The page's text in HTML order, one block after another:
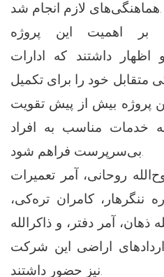
بر اهمیت این پروژه
اظهار داشتند که ادارات
متقابل خود را برای تکمیل
پروژه بیش از پیش تقویت
خدمات مناسب به افراد
روحانی، آمر تعمیرات
ننگرهار، کامران تره‌کی،
ذهان، آمر دفتر، و ذاکرالله
اراضی این شرکت